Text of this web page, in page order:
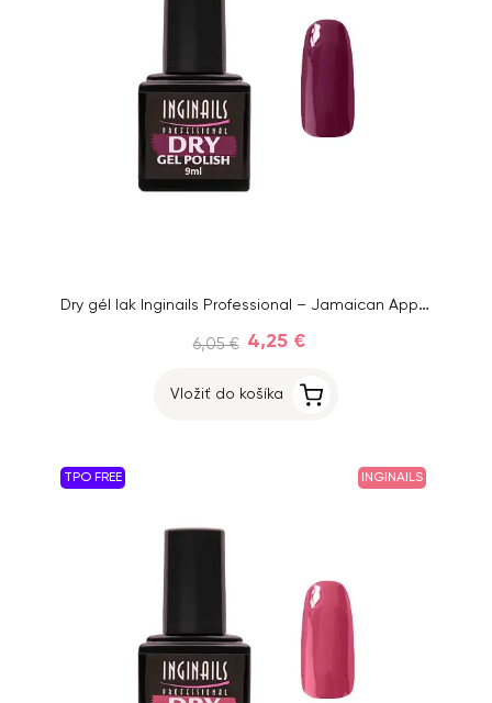
Dry gél lak Inginails Professional – Jamaican Apple 14, 9 ml
6,05 € 4,25 €
Vložiť do košíka
TPO FREE INGINAILS